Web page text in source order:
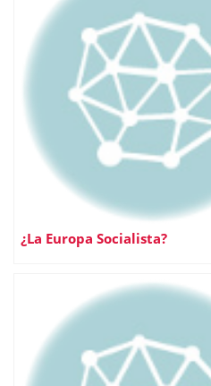
¿La Europa Socialista?